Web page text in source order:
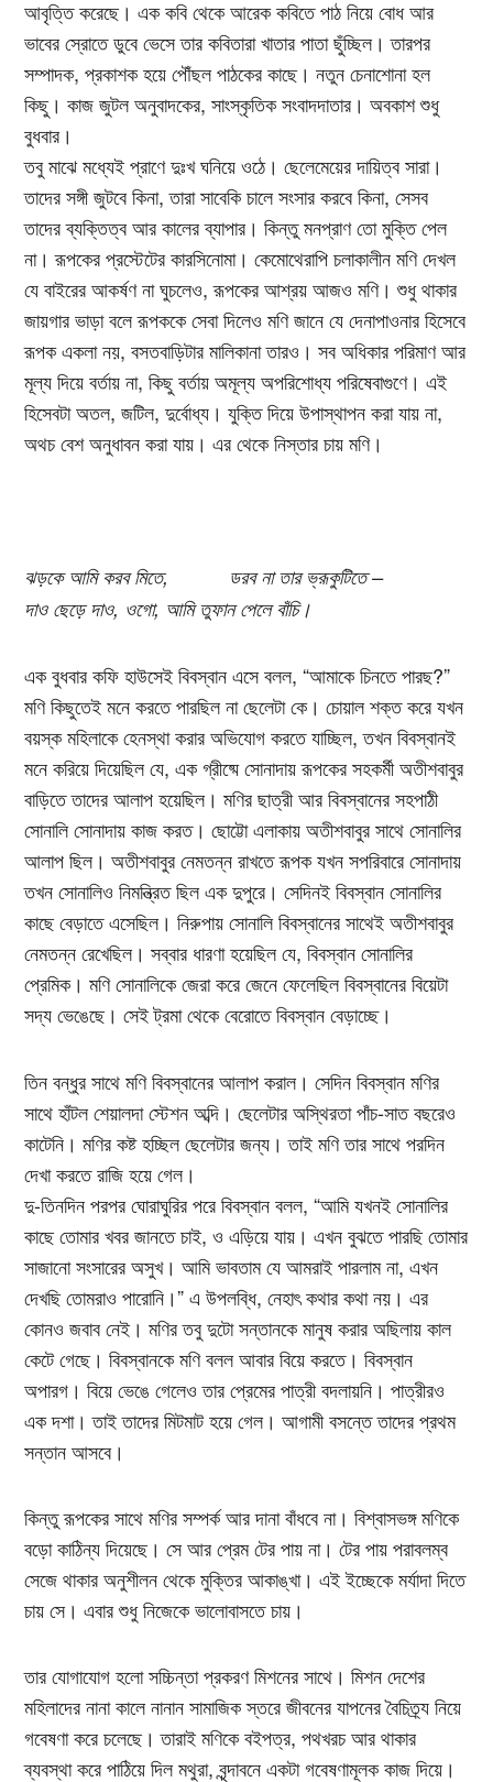
আবৃত্তি করেছে। এক কবি থেকে আরেক কবিতে পাঠ নিয়ে বোধ আর
ভাবের স্রোতে ডুবে ভেসে তার কবিতারা খাতার পাতা ছুঁচ্ছিল। তারপর
সম্পাদক, প্রকাশক হয়ে পৌঁছল পাঠকের কাছে। নতুন চেনাশোনা হল
কিছু। কাজ জুটল অনুবাদকের, সাংস্কৃতিক সংবাদদাতার। অবকাশ শুধু
বুধবার।
তবু মাঝে মধ্যেই প্রাণে দুঃখ ঘনিয়ে ওঠে। ছেলেমেয়ের দায়িত্ব সারা।
তাদের সঙ্গী জুটবে কিনা, তারা সাবেকি চালে সংসার করবে কিনা, সেসব
তাদের ব্যক্তিত্ব আর কালের ব্যাপার। কিন্তু মনপ্রাণ তো মুক্তি পেল
না। রূপকের প্রস্টেটের কারসিনোমা। কেমোথেরাপি চলাকালীন মণি দেখল
যে বাইরের আকর্ষণ না ঘুচলেও, রূপকের আশ্রয় আজও মণি। শুধু থাকার
জায়গার ভাড়া বলে রূপককে সেবা দিলেও মণি জানে যে দেনাপাওনার হিসেবে
রূপক একলা নয়, বসতবাড়িটার মালিকানা তারও। সব অধিকার পরিমাণ আর
মূল্য দিয়ে বর্তায় না, কিছু বর্তায় অমূল্য অপরিশোধ্য পরিষেবাগুণে। এই
হিসেবটা অতল, জটিল, দুর্বোধ্য। যুক্তি দিয়ে উপাস্থাপন করা যায় না,
অথচ বেশ অনুধাবন করা যায়। এর থেকে নিস্তার চায় মণি।
ঝড়কে আমি করব মিতে, ডরব না তার ভ্রূকুটিতে –
দাও ছেড়ে দাও, ওগো, আমি তুফান পেলে বাঁচি।
এক বুধবার কফি হাউসেই বিবস্বান এসে বলল, “আমাকে চিনতে পারছ?”
মণি কিছুতেই মনে করতে পারছিল না ছেলেটা কে। চোয়াল শক্ত করে যখন
বয়স্ক মহিলাকে হেনস্থা করার অভিযোগ করতে যাচ্ছিল, তখন বিবস্বানই
মনে করিয়ে দিয়েছিল যে, এক গ্রীষ্মে সোনাদায় রূপকের সহকর্মী অতীশবাবুর
বাড়িতে তাদের আলাপ হয়েছিল। মণির ছাত্রী আর বিবস্বানের সহপাঠী
সোনালি সোনাদায় কাজ করত। ছোট্টো এলাকায় অতীশবাবুর সাথে সোনালির
আলাপ ছিল। অতীশবাবুর নেমতন্ন রাখতে রূপক যখন সপরিবারে সোনাদায়
তখন সোনালিও নিমন্ত্রিত ছিল এক দুপুরে। সেদিনই বিবস্বান সোনালির
কাছে বেড়াতে এসেছিল। নিরুপায় সোনালি বিবস্বানের সাথেই অতীশবাবুর
নেমতন্ন রেখেছিল। সব্বার ধারণা হয়েছিল যে, বিবস্বান সোনালির
প্রেমিক। মণি সোনালিকে জেরা করে জেনে ফেলেছিল বিবস্বানের বিয়েটা
সদ্য ভেঙেছে। সেই ট্রমা থেকে বেরোতে বিবস্বান বেড়াচ্ছে।
তিন বন্ধুর সাথে মণি বিবস্বানের আলাপ করাল। সেদিন বিবস্বান মণির
সাথে হাঁটল শেয়ালদা স্টেশন অব্দি। ছেলেটার অস্থিরতা পাঁচ-সাত বছরেও
কাটেনি। মণির কষ্ট হচ্ছিল ছেলেটার জন্য। তাই মণি তার সাথে পরদিন
দেখা করতে রাজি হয়ে গেল।
দু-তিনদিন পরপর ঘোরাঘুরির পরে বিবস্বান বলল, “আমি যখনই সোনালির
কাছে তোমার খবর জানতে চাই, ও এড়িয়ে যায়। এখন বুঝতে পারছি তোমার
সাজানো সংসারের অসুখ। আমি ভাবতাম যে আমরাই পারলাম না, এখন
দেখছি তোমরাও পারোনি।” এ উপলব্ধি, নেহাৎ কথার কথা নয়। এর
কোনও জবাব নেই। মণির তবু দুটো সন্তানকে মানুষ করার অছিলায় কাল
কেটে গেছে। বিবস্বানকে মণি বলল আবার বিয়ে করতে। বিবস্বান
অপারগ। বিয়ে ভেঙে গেলেও তার প্রেমের পাত্রী বদলায়নি। পাত্রীরও
এক দশা। তাই তাদের মিটমাট হয়ে গেল। আগামী বসন্তে তাদের প্রথম
সন্তান আসবে।
কিন্তু রূপকের সাথে মণির সম্পর্ক আর দানা বাঁধবে না। বিশ্বাসভঙ্গ মণিকে
বড়ো কাঠিন্য দিয়েছে। সে আর প্রেম টের পায় না। টের পায় পরাবলম্ব
সেজে থাকার অনুশীলন থেকে মুক্তির আকাঙ্খা। এই ইচ্ছেকে মর্যাদা দিতে
চায় সে। এবার শুধু নিজেকে ভালোবাসতে চায়।
তার যোগাযোগ হলো সচ্চিন্তা প্রকরণ মিশনের সাথে। মিশন দেশের
মহিলাদের নানা কালে নানান সামাজিক স্তরে জীবনের যাপনের বৈচিত্র্য নিয়ে
গবেষণা করে চলেছে। তারাই মণিকে বইপত্র, পথখরচ আর থাকার
ব্যবস্থা করে পাঠিয়ে দিল মথুরা, বৃন্দাবনে একটা গবেষণামূলক কাজ দিয়ে।